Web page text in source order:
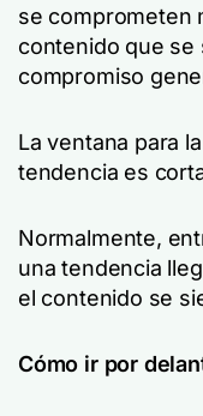
se comprometen
contenido que se
compromiso
La ventana para
tendencia es
Normalmente,
una tendencia
el contenido se
Cómo ir por